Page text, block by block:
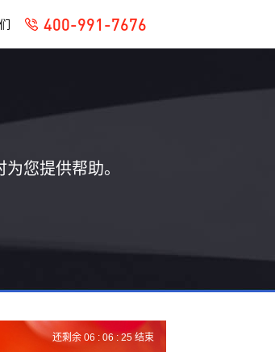
400-991-7676
您提供帮助。
还剩余 06 : 06 :25 结束